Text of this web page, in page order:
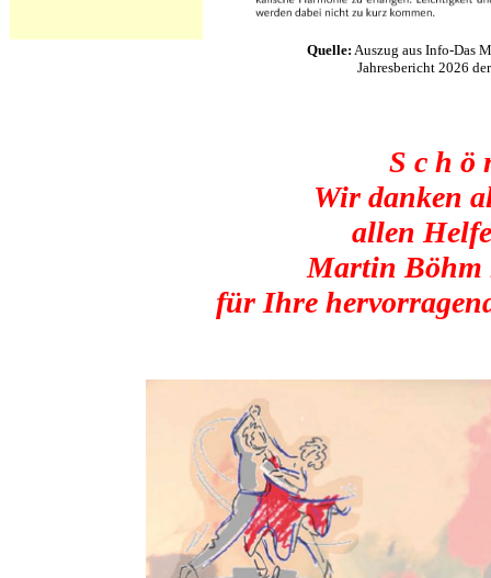
Quelle: Auszug aus Info-Das
Jahresbericht 2026
S c h
Wir danken
allen
Martin Böhm
für Ihre